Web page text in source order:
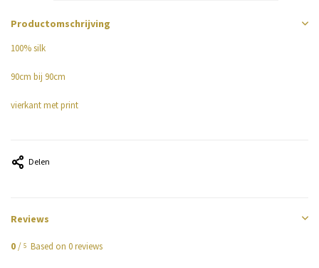
Productomschrijving
100% silk
90cm bij 90cm
vierkant met print
Delen
Reviews
0/ 5 Based on 0 reviews